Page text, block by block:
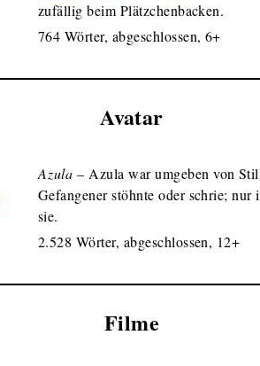
zufällig beim Plätzchenbacken.
764 Wörter, abgeschlossen, 6+
Avatar
Azula – Azula war umgeben von
Gefangener stöhnte oder schrie; nur
sie.
2.528 Wörter, abgeschlossen, 12+
Filme